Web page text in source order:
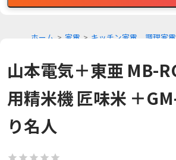
ホーム 家電 キッチン家電、調理家電
山本電気＋東亜 MB-
用精米機 匠味米 ＋
り名人